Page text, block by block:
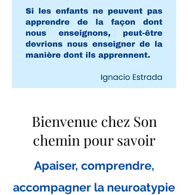
Bienvenue chez Son
chemin pour savoir
Apaiser, comprendre,
accompagner la neuroatypie